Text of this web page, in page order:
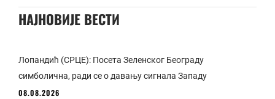
НАЈНОВИЈЕ ВЕСТИ
Лопандић (СРЦЕ): Посета Зеленског Београду
симболична, ради се о давању сигнала Западу
08.08.2026